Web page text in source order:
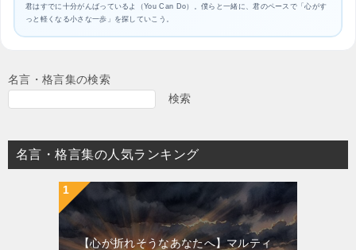
君はすでに十分がんばっているよ（You Can Do）。僕らと一緒に、君のペースで「心がす
っと軽くなる小さな一歩」を探していこう。
名言・格言集の検索
検索
名言・格言集の人気ランキング
【心が折れそうなあなたへ】マルティ